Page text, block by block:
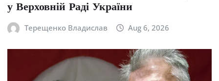
у Верховній Раді України
Терещенко Владислав Aug 6, 2026